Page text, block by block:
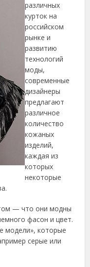
различных
курток на
российском
рынке и
развитию
технологий
моды,
современные
дизайнеры
предлагают
различное
количество
кожаных
изделий,
каждая из
которых
некоторые
— что они модны
фасон и цвет.
модели», которые
серые или